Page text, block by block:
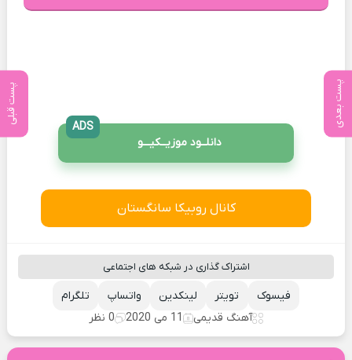
پست بعدی پست قبلی
دانلــود موزیــکیـــو
ADS
کانال روبیکا سانگستان
اشتراک گذاری در شبکه های اجتماعی
تلگرام واتساپ لینکدین تویتر
فیسوک
آهنگ قدیمی
11 می 2020 0 نظر